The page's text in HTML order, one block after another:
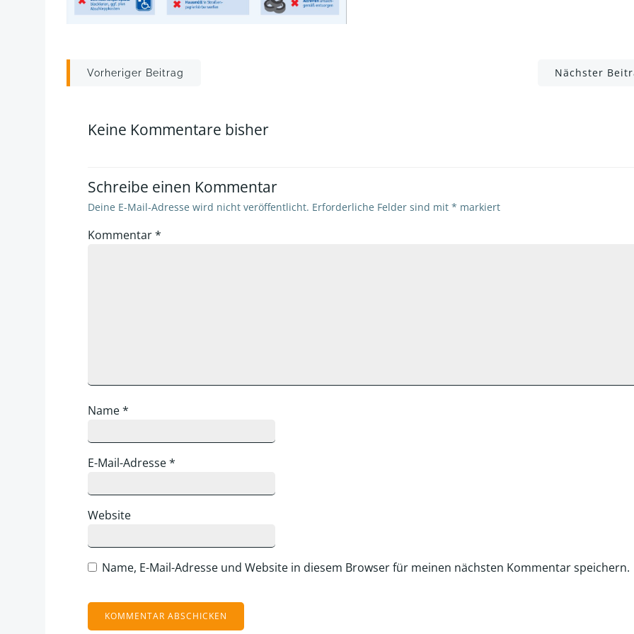
Post
Vorheriger Beitrag Nächster
Keine Kommentare bisher
Schreibe einen Kommentar
Deine E-Mail-Adresse wird nicht veröffentlicht. Erforderliche Felder sind mit * markiert
Kommentar*
Name*
E-Mail-Adresse*
Website
Name, E-Mail-Adresse und Website in diesem Browser für meinen nächsten Kommentar speichern.